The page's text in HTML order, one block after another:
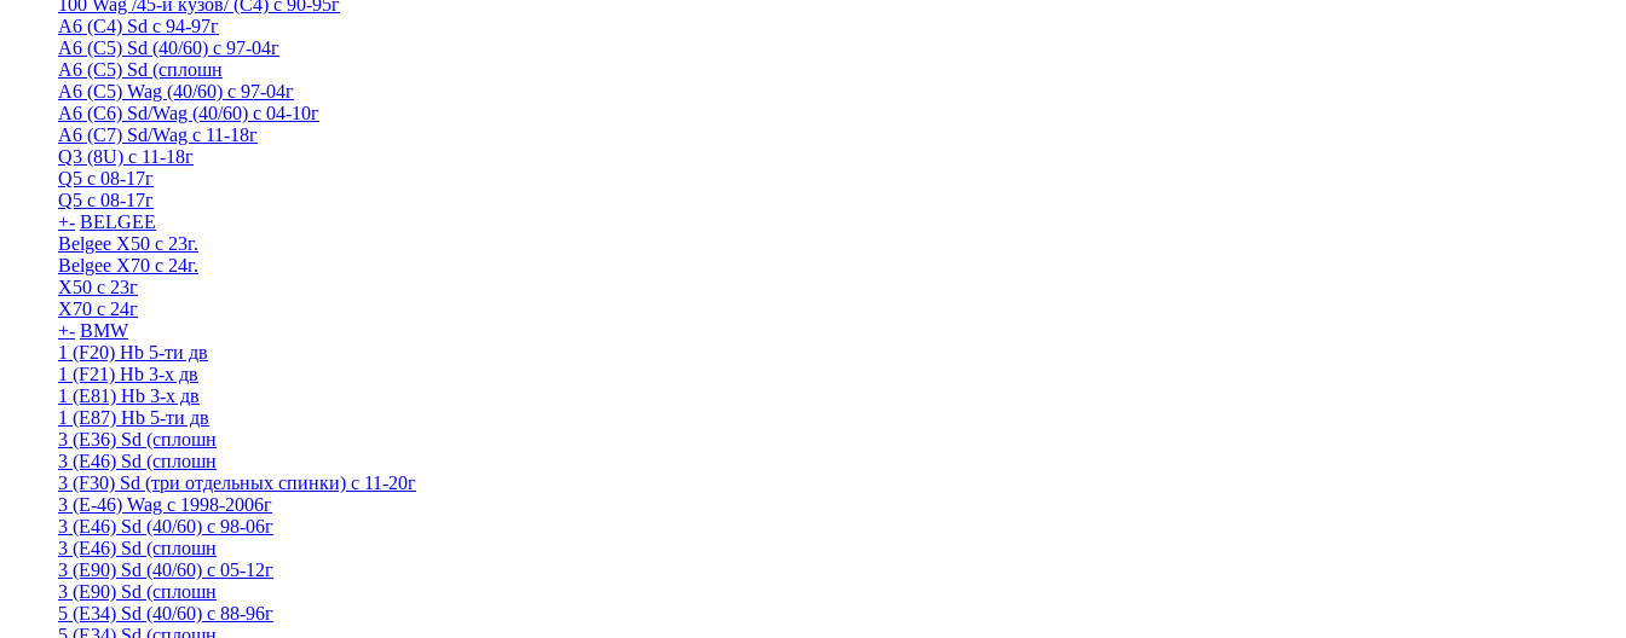
100 Wag /45-й кузов/ (С4) с 90-95г
А6 (С4) Sd с 94-97г
A6 (С5) Sd (40/60) с 97-04г
A6 (С5) Sd (сплошн
A6 (С5) Wag (40/60) с 97-04г
A6 (С6) Sd/Wag (40/60) c 04-10г
А6 (C7) Sd/Wag с 11-18г
Q3 (8U) с 11-18г
Q5 с 08-17г
Q5 с 08-17г
+- BELGEE
Belgee X50 с 23г.
Belgee X70 с 24г.
X50 с 23г
X70 с 24г
+- BMW
1 (F20) Hb 5-ти дв
1 (F21) Hb 3-х дв
1 (Е81) Hb 3-х дв
1 (Е87) Hb 5-ти дв
3 (E36) Sd (сплошн
3 (E46) Sd (сплошн
3 (F30) Sd (три отдельных спинки) с 11-20г
3 (Е-46) Wag с 1998-2006г
3 (Е46) Sd (40/60) с 98-06г
3 (Е46) Sd (сплошн
3 (Е90) Sd (40/60) с 05-12г
3 (Е90) Sd (сплошн
5 (E34) Sd (40/60) с 88-96г